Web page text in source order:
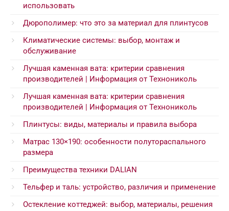
использовать
Дюрополимер: что это за материал для плинтусов
Климатические системы: выбор, монтаж и
обслуживание
Лучшая каменная вата: критерии сравнения
производителей | Информация от Технониколь
Лучшая каменная вата: критерии сравнения
производителей | Информация от Технониколь
Плинтусы: виды, материалы и правила выбора
Матрас 130×190: особенности полутораспального
размера
Преимущества техники DALIAN
Тельфер и таль: устройство, различия и применение
Остекление коттеджей: выбор, материалы, решения